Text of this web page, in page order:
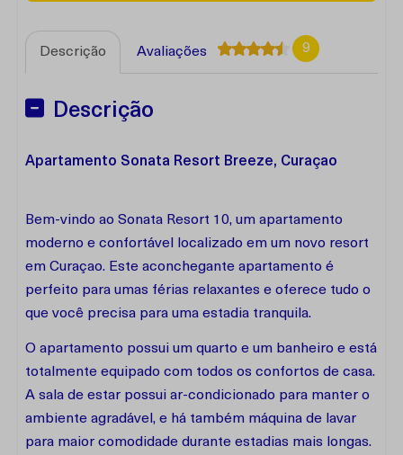
Descrição Avaliações 9
Descrição
Apartamento Sonata Resort Breeze, Curaçao
Bem-vindo ao Sonata Resort 10, um apartamento
moderno e confortável localizado em um novo resort
em Curaçao. Este aconchegante apartamento é
perfeito para umas férias relaxantes e oferece tudo o
que você precisa para uma estadia tranquila.
O apartamento possui um quarto e um banheiro e está
totalmente equipado com todos os confortos de casa.
A sala de estar possui ar-condicionado para manter o
ambiente agradável, e há também máquina de lavar
para maior comodidade durante estadias mais longas.